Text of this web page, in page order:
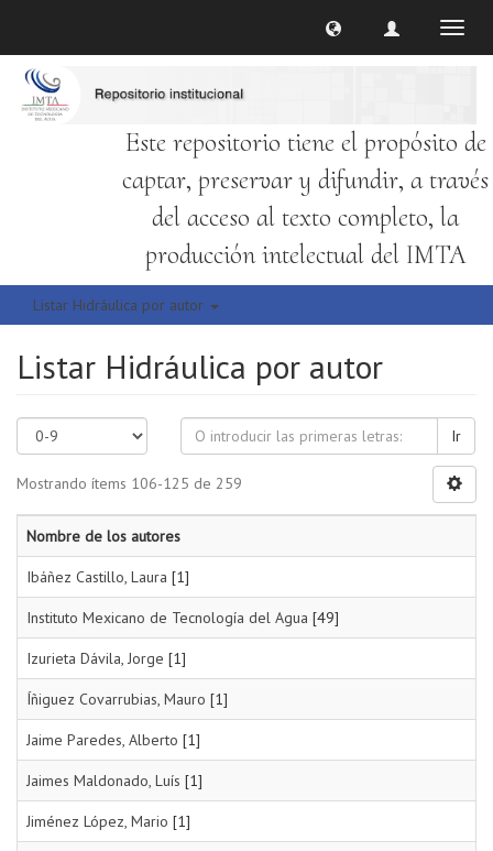
Este repositorio tiene el propósito de
captar, preservar y difundir, a través
del acceso al texto completo, la
producción intelectual del IMTA
Listar Hidráulica por autor
Listar Hidráulica por autor
Ir
Mostrando ítems 106-125 de 259
Nombre de los autores
Ibáñez Castillo, Laura [1]
Instituto Mexicano de Tecnología del Agua [49]
Izurieta Dávila, Jorge [1]
Íñiguez Covarrubias, Mauro [1]
Jaime Paredes, Alberto [1]
Jaimes Maldonado, Luís [1]
Jiménez López, Mario [1]